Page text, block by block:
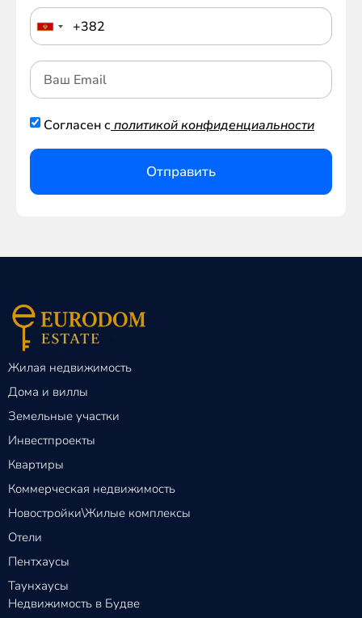
Согласен с политикой конфиденциальности
Отправить
Жилая недвижимость
Дома и виллы
Земельные участки
Инвестпроекты
Квартиры
Коммерческая недвижимость
Новостройки\Жилые комплексы
Отели
Пентхаусы
Таунхаусы
Недвижимость в Будве